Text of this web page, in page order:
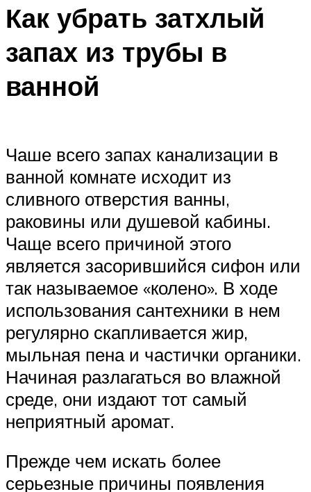
Как убрать затхлый
запах из трубы в
ванной
Чаше всего запах канализации в
ванной комнате исходит из
сливного отверстия ванны,
раковины или душевой кабины.
Чаще всего причиной этого
является засорившийся сифон или
так называемое «колено». В ходе
использования сантехники в нем
регулярно скапливается жир,
мыльная пена и частички органики.
Начиная разлагаться во влажной
среде, они издают тот самый
неприятный аромат.
Прежде чем искать более
серьезные причины появления